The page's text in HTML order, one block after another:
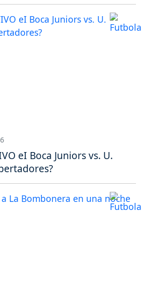
eI Boca Juniors vs. U.